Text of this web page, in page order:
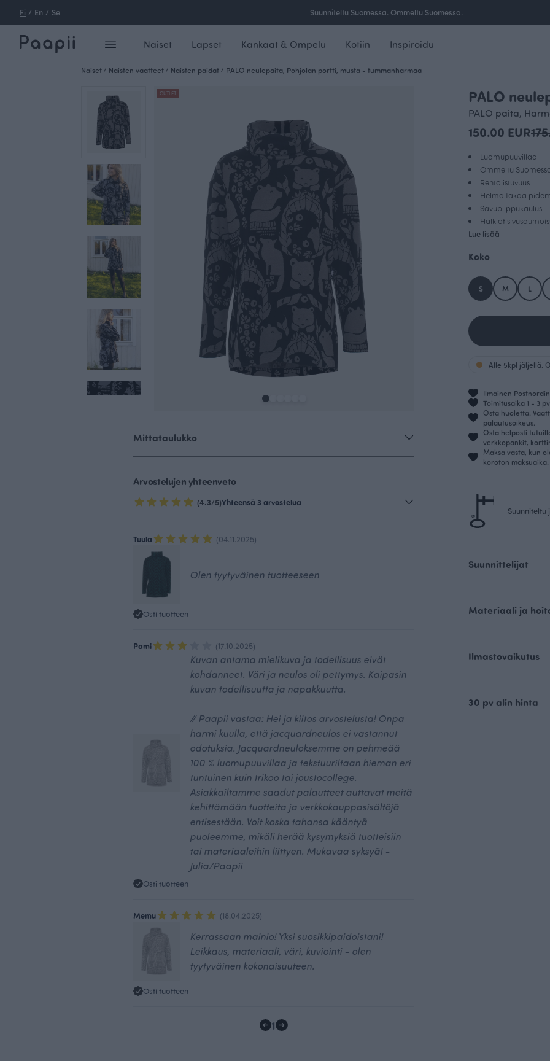
Fi / En / Se Ilmainen toimitus yli 100 € tilauksille Suomessa.
Naiset Lapset Kankaat & Ompelu Kotiin Inspiroidu
Naiset / Naisten vaatteet / Naisten paidat / PALO neulepaita, Pohjolan portti, musta - tummanharmaa
OUTLET
Mittataulukko
Arvostelujen yhteenveto
(4.3/5)Yhteensä 3 arvostelua
Tuula (04.11.2025)
Olen tyytyväinen tuotteeseen
Osti tuotteen
Pami (17.10.2025)
Kuvan antama mielikuva ja todellisuus eivät
kohdanneet. Väri ja neulos oli pettymys. Kaipasin
kuvan todellisuutta ja napakkuutta.
// Paapii vastaa: Hei ja kiitos arvostelusta! Onpa
harmi kuulla, että jacquardneulos ei vastannut
odotuksia. Jacquardneuloksemme on pehmeää
100 % luomupuuvillaa ja tekstuuriltaan hieman eri
tuntuinen kuin trikoo tai joustocollege.
Asiakkailtamme saadut palautteet auttavat meitä
kehittämään tuotteita ja verkkokauppasisältöjä
entisestään. Voit koska tahansa kääntyä
puoleemme, mikäli herää kysymyksiä tuotteisiin
tai materiaaleihin liittyen. Mukavaa syksyä! -
Julia/Paapii
Osti tuotteen
Memu (18.04.2025)
Kerrassaan mainio! Yksi suosikkipaidoistani!
Leikkaus, materiaali, väri, kuviointi - olen
tyytyväinen kokonaisuuteen.
Osti tuotteen
1
PALO
PALO paita,
150.00 EUR
Luomupuuvillaa
Ommeltu
Rento istuvuus
Helma takaa
Savupiippukaulus
Halkiot
Lue lisää
Koko
S M L
Alle 5kpl jäljellä.
Ilmainen
Toimitusaika 1 - 3 pv
Osta huoletta.
palautusoikeus.
Osta helposti
verkkopankit,
Maksa vasta, kun
koroton maksuaika.
Suunniteltu
Suunnittelijat
Materiaali ja
Ilmastovaikutus
30 pv alin hinta